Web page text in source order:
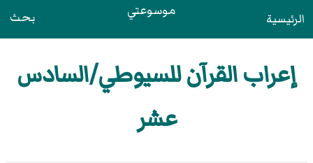
الرئيسية موسوعتي بحث
إعراب القرآن للسيوطي/السادس
عشر